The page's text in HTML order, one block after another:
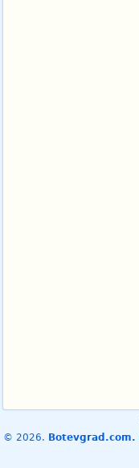
© 2026. Botevgrad.com.